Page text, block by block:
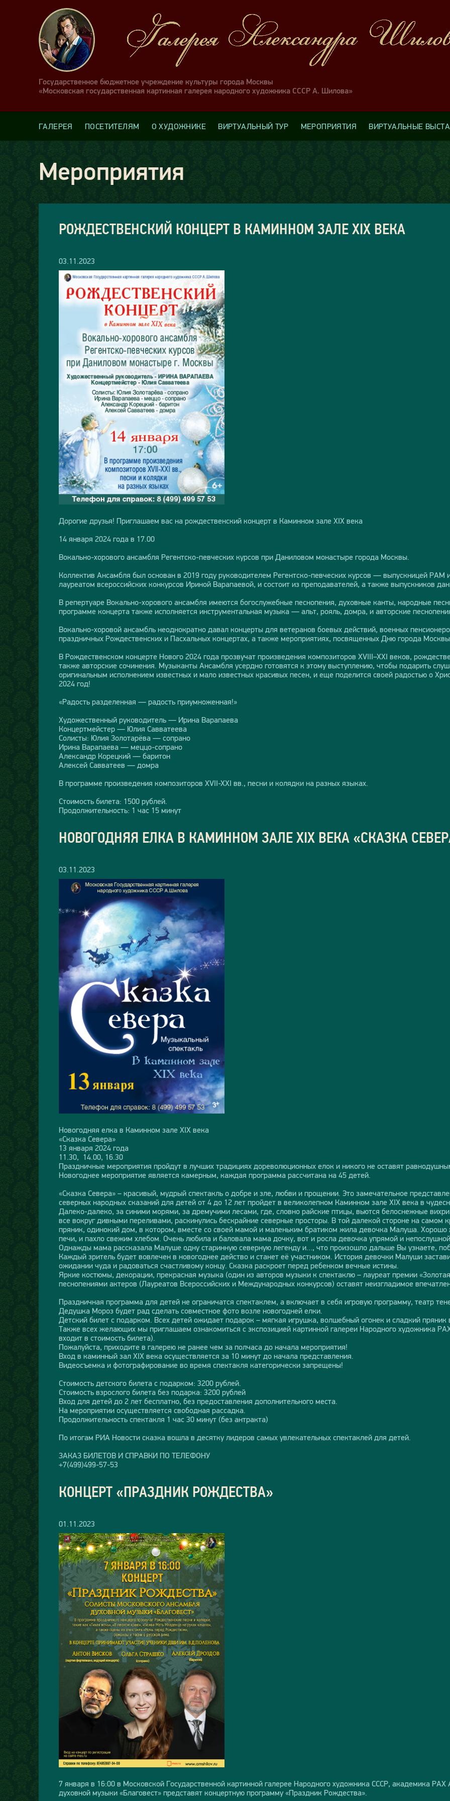
Государственное бюджетное учреждение культуры города Москвы
«Московская государственная картинная галерея народного художника СССР А. Шилова»
ГАЛЕРЕЯ ПОСЕТИТЕЛЯМ О ХУДОЖНИКЕ ВИРТУАЛЬНЫЙ ТУР МЕРОПРИЯТИЯ ВИРТУАЛЬНЫЕ
Мероприятия
РОЖДЕСТВЕНСКИЙ КОНЦЕРТ В КАМИННОМ ЗАЛЕ ХIХ ВЕКА
03.11.2023
Дорогие друзья! Приглашаем вас на рождественский концерт в Каминном зале ХIХ века
14 января 2024 года в 17.00
Вокально-хорового ансамбля Регентско-певческих курсов при Даниловом монастыре города Москвы.
Коллектив Ансамбля был основан в 2019 году руководителем Регентско-певческих курсов — выпускницей РАМ
лауреатом всероссийских конкурсов Ириной Варапаевой, и состоит из преподавателей, а также выпускников
В репертуаре Вокально-хорового ансамбля имеются богослужебные песнопения, духовные канты, народные
программе концерта также исполняется инструментальная музыка — альт, рояль, домра, и авторские
Вокально-хоровой ансамбль неоднократно давал концерты для ветеранов боевых действий, военных
праздничных Рождественских и Пасхальных концертах, а также мероприятиях, посвященных Дню города
В Рождественском концерте Нового 2024 года прозвучат произведения композиторов XVIII–XXI веков,
также авторские сочинения. Музыканты Ансамбля усердно готовятся к этому выступлению, чтобы подарить
оригинальным исполнением известных и мало известных красивых песен, и еще поделится своей радостью о
2024 год!
«Радость разделенная — радость приумноженная!»
Художественный руководитель — Ирина Варапаева
Концертмейстер — Юлия Савватеева
Солисты: Юлия Золотарёва — сопрано
Ирина Варапаева — меццо-сопрано
Александр Корецкий — баритон
Алексей Савватеев — домра
В программе произведения композиторов XVII-XXI вв., песни и колядки на разных языках.
Стоимость билета: 1500 рублей.
Продолжительность: 1 час 15 минут
НОВОГОДНЯЯ ЕЛКА В КАМИННОМ ЗАЛЕ ХIX ВЕКА «СКАЗКА
03.11.2023
Новогодняя елка в Каминном зале ХIX века
«Сказка Севера»
13 января 2024 года
11.30, 14.00, 16.30
Праздничные мероприятия пройдут в лучших традициях дореволюционных елок и никого не оставят
Новогоднее мероприятие является камерным, каждая программа рассчитана на 45 детей.
«Сказка Севера» – красивый, мудрый спектакль о добре и зле, любви и прощении. Это замечательное
северных народных сказаний для детей от 4 до 12 лет пройдет в великолепном Каминном зале XIX века в
Далеко-далеко, за синими морями, за дремучими лесами, где, словно райские птицы, вьются белоснежные
все вокруг дивными переливами, раскинулись бескрайние северные просторы. В той далекой стороне на
пряник, одинокий дом, в котором, вместе со своей мамой и маленьким братиком жила девочка Малуша. Хорошо
печи, и пахло свежим хлебом. Очень любила и баловала мама дочку, вот и росла девочка упрямой и
Однажды мама рассказала Малуше одну старинную северную легенду и…, что произошло дальше Вы узнаете,
Каждый зритель будет вовлечен в новогоднее действо и станет её участником. История девочки Малуши
ожидании чуда и радоваться счастливому концу. Сказка раскроет перед ребенком вечные истины.
Яркие костюмы, декорации, прекрасная музыка (один из авторов музыки к спектаклю – лауреат премии
песнопениями актеров (Лауреатов Всероссийских и Международных конкурсов) оставят неизгладимое
Праздничная программа для детей не ограничатся спектаклем, а включает в себя игровую программу, театр
Дедушка Мороз будет рад сделать совместное фото возле новогодней елки.
Детский билет с подарком. Всех детей ожидает подарок – мягкая игрушка, волшебный огонек и сладкий
Также всех желающих мы приглашаем ознакомиться с экспозицией картинной галереи Народного художника
входит в стоимость билета).
Пожалуйста, приходите в галерею не ранее чем за полчаса до начала мероприятия!
Вход в каминный зал XIX века осуществляется за 10 минут до начала представления.
Видеосъемка и фотографирование во время спектакля категорически запрещены!
Стоимость детского билета с подарком: 3200 рублей.
Стоимость взрослого билета без подарка: 3200 рублей
Вход для детей до 2 лет бесплатно, без предоставления дополнительного места.
На мероприятии осуществляется свободная рассадка.
Продолжительность спектакля 1 час 30 минут (без антракта)
По итогам РИА Новости сказка вошла в десятку лидеров самых увлекательных спектаклей для детей.
ЗАКАЗ БИЛЕТОВ И СПРАВКИ ПО ТЕЛЕФОНУ
+7(499)499-57-53
КОНЦЕРТ «ПРАЗДНИК РОЖДЕСТВА»
01.11.2023
7 января в 16:00 в Московской Государственной картинной галерее Народного художника СССР, академика
духовной музыки «Благовест» представят концертную программу «Праздник Рождества».